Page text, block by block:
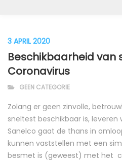
3 APRIL 2020
Beschikbaarheid van
Coronavirus
GEEN CATEGORIE
Zolang er geen zinvolle,
sneltest beschikbaar is, leveren
Sanelco gaat de thans in
kunnen vaststellen met een
besmet is (geweest) met het